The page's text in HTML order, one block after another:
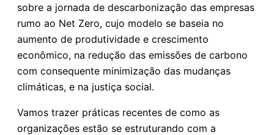
sobre a jornada de descarbonização das empresas
rumo ao Net Zero, cujo modelo se baseia no
aumento de produtividade e crescimento
econômico, na redução das emissões de carbono
com consequente minimização das mudanças
climáticas, e na justiça social.
Vamos trazer práticas recentes de como as
organizações estão se estruturando com a